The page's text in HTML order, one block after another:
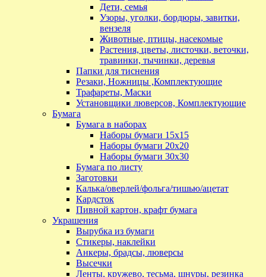
Дети, семья
Узоры, уголки, бордюры, завитки,
вензеля
Животные, птицы, насекомые
Растения, цветы, листочки, веточки,
травинки, тычинки, деревья
Папки для тиснения
Резаки, Ножницы ,Комплектующие
Трафареты, Маски
Установщики люверсов, Комплектующие
Бумага
Бумага в наборах
Наборы бумаги 15х15
Наборы бумаги 20х20
Наборы бумаги 30х30
Бумага по листу
Заготовки
Калька/оверлей/фольга/тишью/ацетат
Кардсток
Пивной картон, крафт бумага
Украшения
Вырубка из бумаги
Стикеры, наклейки
Анкеры, брадсы, люверсы
Высечки
Ленты, кружево, тесьма, шнуры, резинка